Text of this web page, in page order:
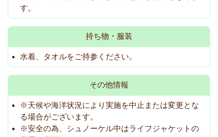
す。
持ち物・服装
水着、タオルをご持参ください。
その他情報
※天候や海洋状況により実施を中止または変更とな
る場合がございます。
※安全の為、シュノーケル中はライフジャケットの